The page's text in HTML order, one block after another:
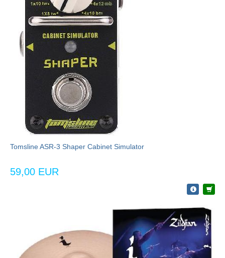
Tomsline ASR-3 Shaper Cabinet Simulator
59,00 EUR